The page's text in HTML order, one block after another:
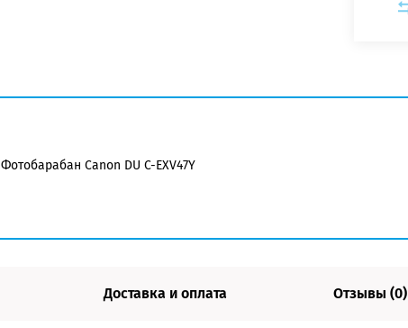
Фотобарабан Canon DU C-EXV47Y
Доставка и оплата Отзывы (0)